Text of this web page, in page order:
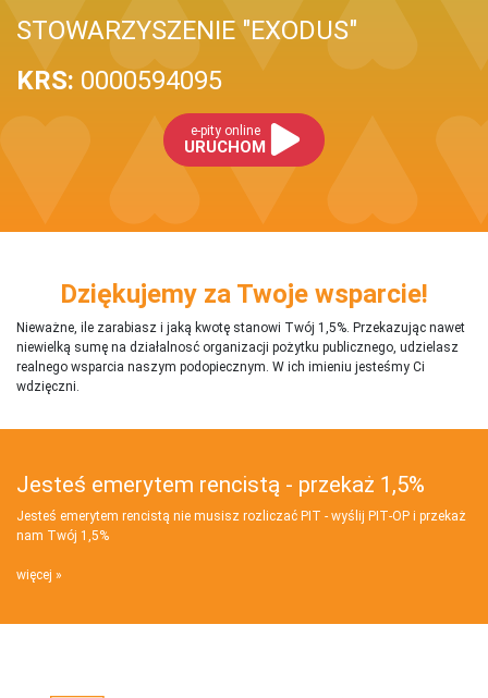
STOWARZYSZENIE "EXODUS"
KRS: 0000594095
e-pity online
URUCHOM
Dziękujemy za Twoje wsparcie!
Nieważne, ile zarabiasz i jaką kwotę stanowi Twój 1,5%. Przekazując nawet
niewielką sumę na działalnosć organizacji pożytku publicznego, udzielasz
realnego wsparcia naszym podopiecznym. W ich imieniu jesteśmy Ci
wdzięczni.
Jesteś emerytem rencistą - przekaż 1,5%
Jesteś emerytem rencistą nie musisz rozliczać PIT - wyślij PIT‑OP i przekaż
nam Twój 1,5%
więcej